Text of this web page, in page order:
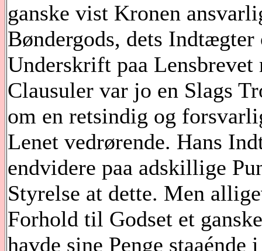
ganske vist Kronen
Bøndergods, dets
Underskrift paa
Clausuler var jo en Slags
om en retsindig og
Lenet vedrørende. Hans
endvidere paa adskillige
Styrelse at dette. Men
Forhold til Godset et
havde sine Penge